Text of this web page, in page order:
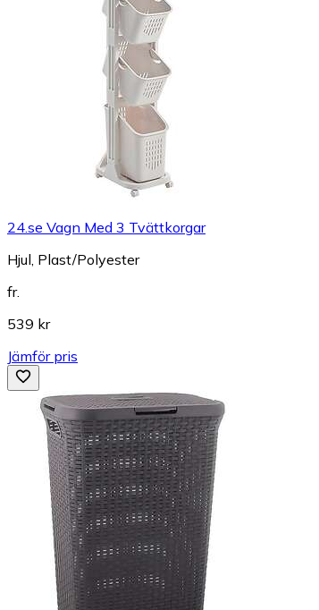
24.se Vagn Med 3 Tvättkorgar
Hjul, Plast/Polyester
fr.
539 kr
Jämför pris